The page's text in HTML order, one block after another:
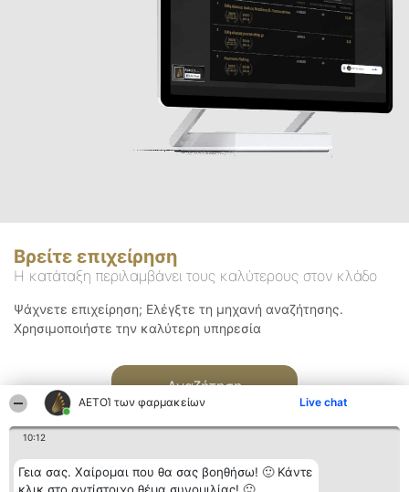
ΑΕΤΟΊ των φαρμακείων Live chat
10:12
Γεια σας. Χαίρομαι που θα σας βοηθήσω! 🙂 Κάντε
Βρείτε επιχείρηση
Η κατάταξη περιλαμβάνει τους καλύτερους στον κλάδο
Ψάχνετε επιχείρηση; Ελέγξτε τη μηχανή αναζήτησης.
Χρησιμοποιήστε την καλύτερη υπηρεσία
Αναζήτηση